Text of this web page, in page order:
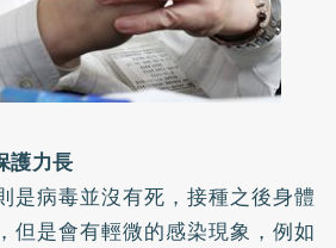
護力長
是病毒並沒有死，接種之後身體
但是會有輕微的感染現象，例如